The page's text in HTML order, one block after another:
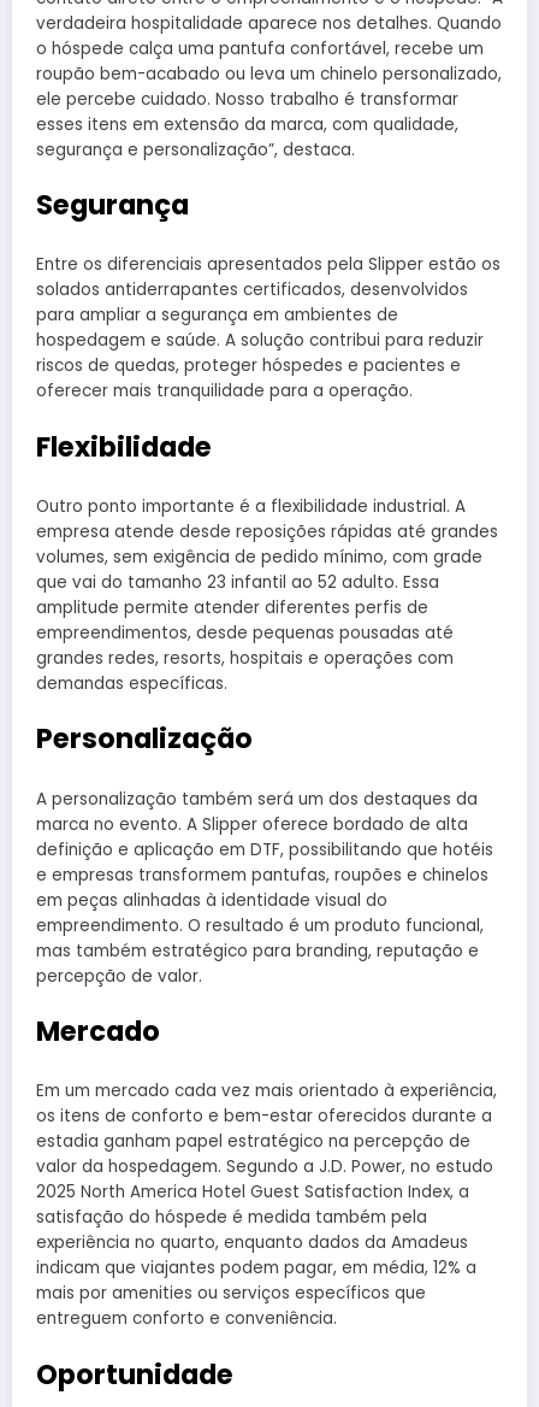
verdadeira hospitalidade aparece nos detalhes. Quando
o hóspede calça uma pantufa confortável, recebe um
roupão bem-acabado ou leva um chinelo personalizado,
ele percebe cuidado. Nosso trabalho é transformar
esses itens em extensão da marca, com qualidade,
segurança e personalização”, destaca.
Segurança
Entre os diferenciais apresentados pela Slipper estão os
solados antiderrapantes certificados, desenvolvidos
para ampliar a segurança em ambientes de
hospedagem e saúde. A solução contribui para reduzir
riscos de quedas, proteger hóspedes e pacientes e
oferecer mais tranquilidade para a operação.
Flexibilidade
Outro ponto importante é a flexibilidade industrial. A
empresa atende desde reposições rápidas até grandes
volumes, sem exigência de pedido mínimo, com grade
que vai do tamanho 23 infantil ao 52 adulto. Essa
amplitude permite atender diferentes perfis de
empreendimentos, desde pequenas pousadas até
grandes redes, resorts, hospitais e operações com
demandas específicas.
Personalização
A personalização também será um dos destaques da
marca no evento. A Slipper oferece bordado de alta
definição e aplicação em DTF, possibilitando que hotéis
e empresas transformem pantufas, roupões e chinelos
em peças alinhadas à identidade visual do
empreendimento. O resultado é um produto funcional,
mas também estratégico para branding, reputação e
percepção de valor.
Mercado
Em um mercado cada vez mais orientado à experiência,
os itens de conforto e bem-estar oferecidos durante a
estadia ganham papel estratégico na percepção de
valor da hospedagem. Segundo a J.D. Power, no estudo
2025 North America Hotel Guest Satisfaction Index, a
satisfação do hóspede é medida também pela
experiência no quarto, enquanto dados da Amadeus
indicam que viajantes podem pagar, em média, 12% a
mais por amenities ou serviços específicos que
entreguem conforto e conveniência.
Oportunidade